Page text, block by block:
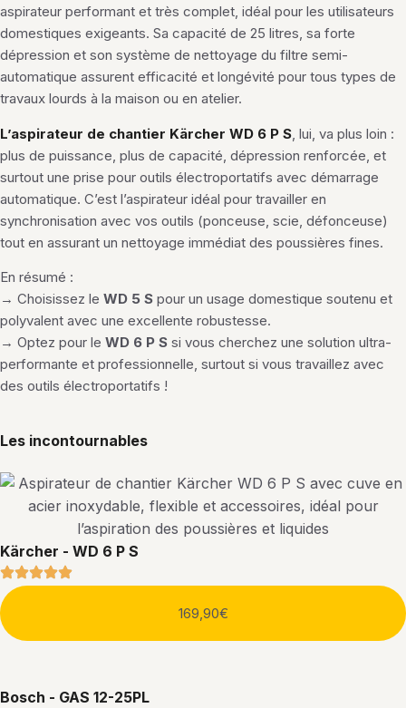
aspirateur performant et très complet, idéal pour les utilisateurs
domestiques exigeants. Sa capacité de 25 litres, sa forte
dépression et son système de nettoyage du filtre semi-
automatique assurent efficacité et longévité pour tous types de
travaux lourds à la maison ou en atelier.
L’aspirateur de chantier Kärcher WD 6 P S , lui, va plus loin :
plus de puissance, plus de capacité, dépression renforcée, et
surtout une prise pour outils électroportatifs avec démarrage
automatique. C’est l’aspirateur idéal pour travailler en
synchronisation avec vos outils (ponceuse, scie, défonceuse)
tout en assurant un nettoyage immédiat des poussières fines.
En résumé :
→ Choisissez le WD 5 S pour un usage domestique soutenu et
polyvalent avec une excellente robustesse.
→ Optez pour le WD 6 P S si vous cherchez une solution ultra-
performante et professionnelle, surtout si vous travaillez avec
des outils électroportatifs !
Les incontournables
Kärcher - WD 6 P S
169,90€
Bosch - GAS 12-25PL